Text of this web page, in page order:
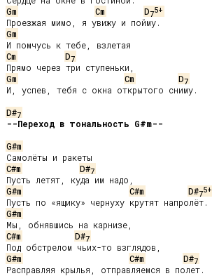
Gm
Cm D75+
Gm
Cm
D7
Gm
Cm D7
И, успев, тебя с окна открытого сниму.
D#7
--Переход в тональность G#m--
G#m
C#m
D#7
G#m
C#m D#75+
G#m
C#m
D#7
G#m
C#m D#7
Расправляя крылья, отправляемся в полет.